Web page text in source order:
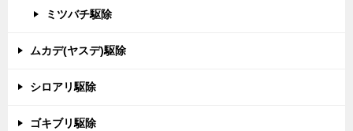
ミツバチ駆除
ムカデ(ヤスデ)駆除
シロアリ駆除
ゴキブリ駆除